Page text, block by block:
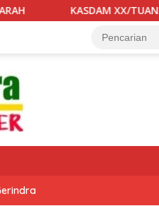
TERIMA KUNJUNGAN